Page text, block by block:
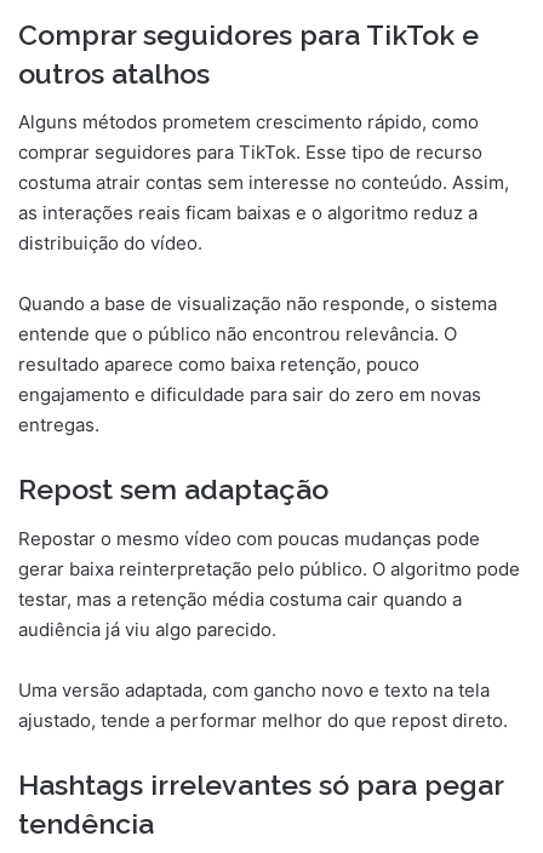
Comprar seguidores para TikTok e
outros atalhos
Alguns métodos prometem crescimento rápido, como
comprar seguidores para TikTok. Esse tipo de recurso
costuma atrair contas sem interesse no conteúdo. Assim,
as interações reais ficam baixas e o algoritmo reduz a
distribuição do vídeo.
Quando a base de visualização não responde, o sistema
entende que o público não encontrou relevância. O
resultado aparece como baixa retenção, pouco
engajamento e dificuldade para sair do zero em novas
entregas.
Repost sem adaptação
Repostar o mesmo vídeo com poucas mudanças pode
gerar baixa reinterpretação pelo público. O algoritmo pode
testar, mas a retenção média costuma cair quando a
audiência já viu algo parecido.
Uma versão adaptada, com gancho novo e texto na tela
ajustado, tende a performar melhor do que repost direto.
Hashtags irrelevantes só para pegar
tendência